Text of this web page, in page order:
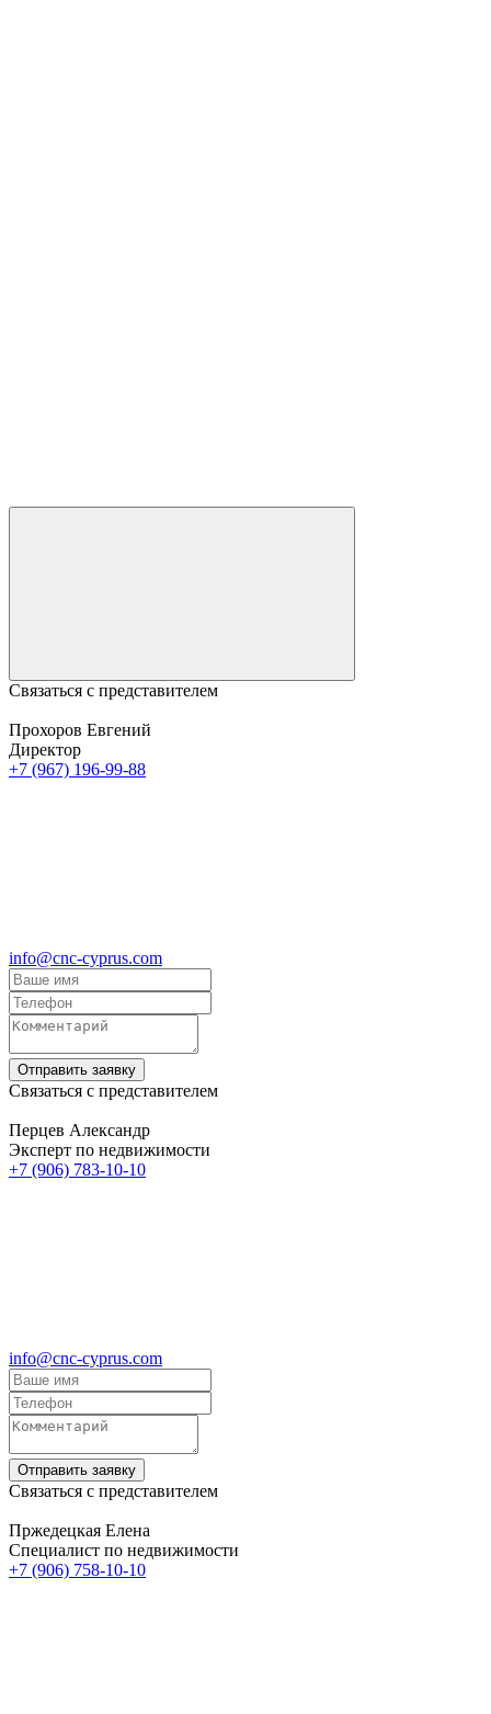
Связаться с представителем
Прохоров Евгений
Директор
+7 (967) 196-99-88
info@cnc-cyprus.com
Отправить заявку
Связаться с представителем
Перцев Александр
Эксперт по недвижимости
+7 (906) 783-10-10
info@cnc-cyprus.com
Отправить заявку
Связаться с представителем
Пржедецкая Елена
Cпециалист по недвижимости
+7 (906) 758-10-10